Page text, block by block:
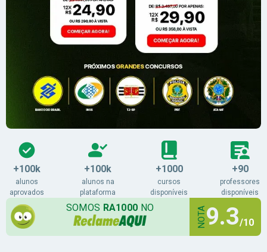
+100k
alunos
aprovados
+100k
alunos na
plataforma
+1000
cursos
disponíveis
+90
professores
disponíveis
SOMOS RA1000 NO NOTA9.3/10